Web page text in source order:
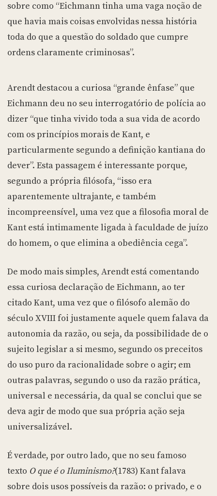
sobre como “Eichmann tinha uma vaga noção de
que havia mais coisas envolvidas nessa história
toda do que a questão do soldado que cumpre
ordens claramente criminosas”.
Arendt destacou a curiosa “grande ênfase” que
Eichmann deu no seu interrogatório de polícia ao
dizer “que tinha vivido toda a sua vida de acordo
com os princípios morais de Kant, e
particularmente segundo a definição kantiana do
dever”. Esta passagem é interessante porque,
segundo a própria filósofa, “isso era
aparentemente ultrajante, e também
incompreensível, uma vez que a filosofia moral de
Kant está intimamente ligada à faculdade de juízo
do homem, o que elimina a obediência cega”.
De modo mais simples, Arendt está comentando
essa curiosa declaração de Eichmann, ao ter
citado Kant, uma vez que o filósofo alemão do
século XVIII foi justamente aquele quem falava da
autonomia da razão, ou seja, da possibilidade de o
sujeito legislar a si mesmo, segundo os preceitos
do uso puro da racionalidade sobre o agir; em
outras palavras, segundo o uso da razão prática,
universal e necessária, da qual se conclui que se
deva agir de modo que sua própria ação seja
universalizável.
É verdade, por outro lado, que no seu famoso
texto O que é o Iluminismo?(1783) Kant falava
sobre dois usos possíveis da razão: o privado, e o